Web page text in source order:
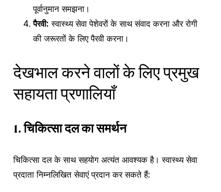
पूर्वानुमान समझना।
पैरवी: स्वास्थ्य सेवा पेशेवरों के साथ संवाद करना और रोगी
की जरूरतों के लिए पैरवी करना।
देखभाल करने वालों के लिए प्रमुख
सहायता प्रणालियाँ
1.चिकित्सा दल का समर्थन
चिकित्सा दल के साथ सहयोग अत्यंत आवश्यक है। स्वास्थ्य सेवा
प्रदाता निम्नलिखित सेवाएं प्रदान कर सकते हैं: